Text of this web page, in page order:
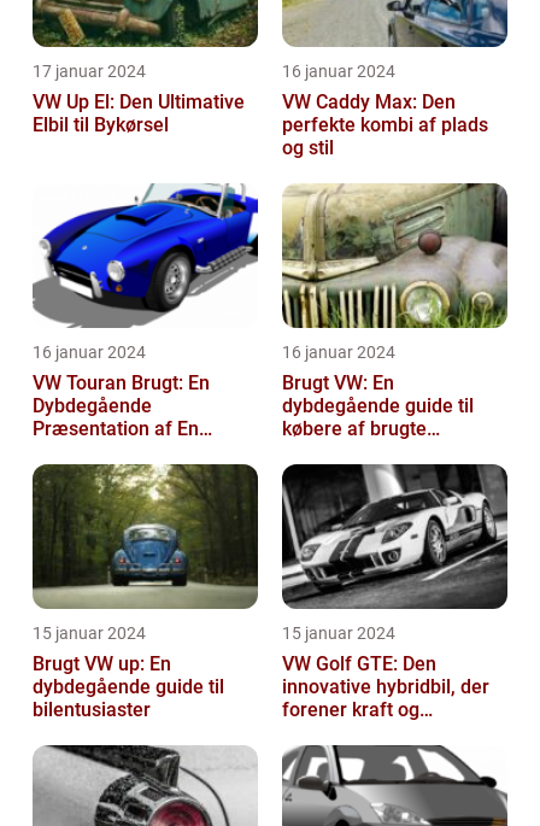
17 januar 2024
VW Up El: Den Ultimative
Elbil til Bykørsel
16 januar 2024
VW Caddy Max: Den
perfekte kombi af plads
og stil
16 januar 2024
VW Touran Brugt: En
Dybdegående
Præsentation af En
16 januar 2024
Brugt VW: En
dybdegående guide til
købere af brugte
15 januar 2024
Brugt VW up: En
dybdegående guide til
bilentusiaster
15 januar 2024
VW Golf GTE: Den
innovative hybridbil, der
forener kraft og